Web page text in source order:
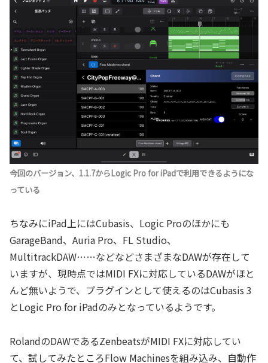
今回のバージョン、1.1.7からLogic Pro for iPadで利用できるようにな
っている
ちなみにiPad上にはCubasis、Logic Proのほかにも
GarageBand、Auria Pro、FL Studio、
MultitrackDAW……などなどさまざまなDAWが存在して
いますが、現時点ではMIDI FXに対応しているDAWがほと
んど無いようで、プラグインとして使えるのはCubasis 3
とLogic Pro for iPadのみとなっているようです。
RolandのDAWであるZenbeatsがMIDI FXに対応してい
て、試してみたところFlow Machinesを組み込み、自動作